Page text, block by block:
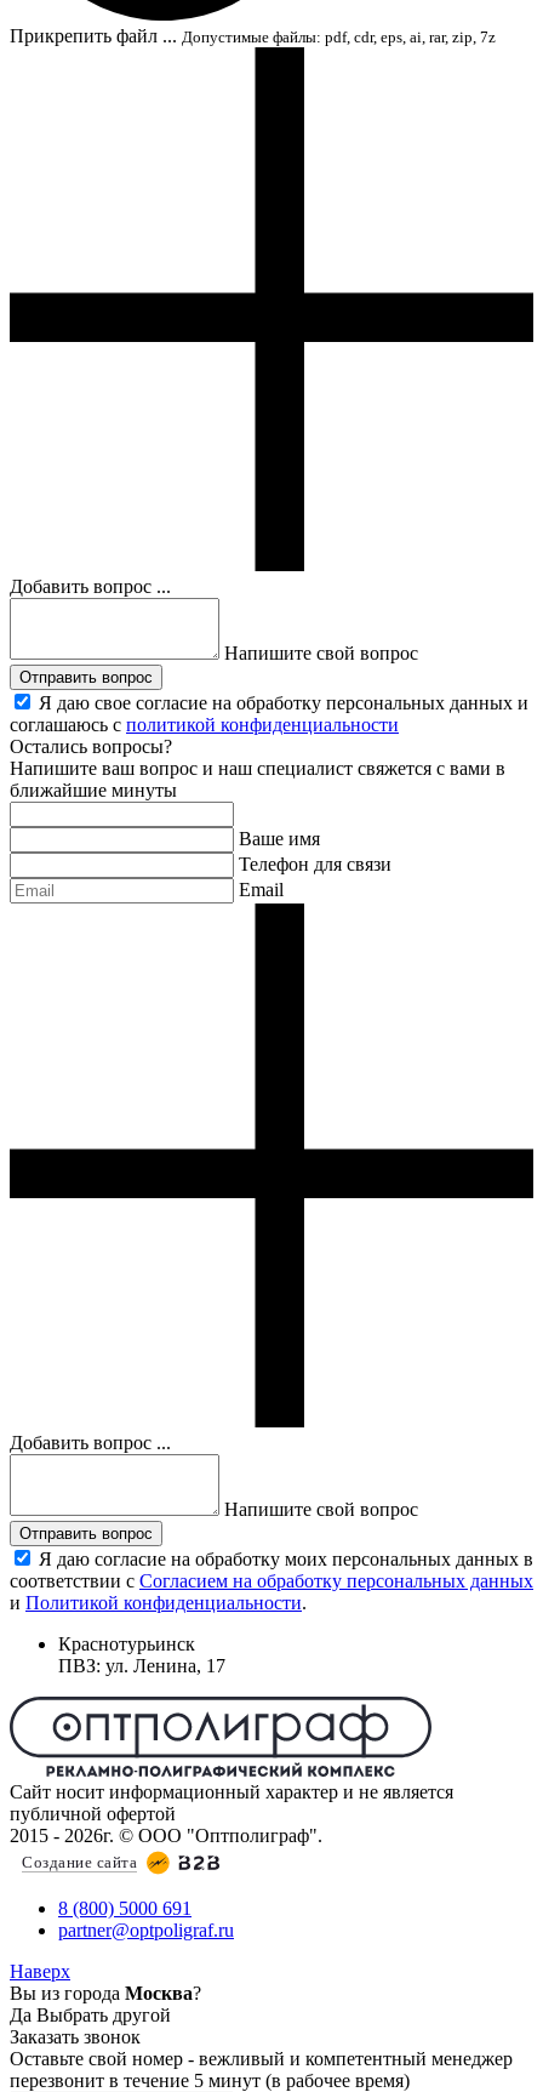
Прикрепить файл ... Допустимые файлы: pdf, cdr, eps, ai, rar, zip, 7z
Добавить вопрос ...
Напишите свой вопрос
Отправить вопрос
Я даю свое согласие на обработку персональных данных и
соглашаюсь с политикой конфиденциальности
Остались вопросы?
Напишите ваш вопрос и наш специалист свяжется с вами в
ближайшие минуты
Ваше имя
Телефон для связи
Email
Добавить вопрос ...
Напишите свой вопрос
Отправить вопрос
Я даю согласие на обработку моих персональных данных в
соответствии с Согласием на обработку персональных данных
и Политикой конфиденциальности.
Краснотурьинск
ПВЗ: ул. Ленина, 17
Сайт носит информационный характер и не является
публичной офертой
2015 - 2026г. © ООО "Оптполиграф".
Создание сайта
8 (800) 5000 691
partner@optpoligraf.ru
Наверх
Вы из города Москва?
Да Выбрать другой
Заказать звонок
Оставьте свой номер - вежливый и компетентный менеджер
перезвонит в течение 5 минут (в рабочее время)